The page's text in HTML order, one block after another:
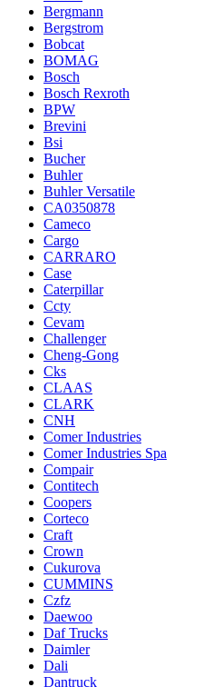
Bergmann
Bergstrom
Bobcat
BOMAG
Bosch
Bosch Rexroth
BPW
Brevini
Bsi
Bucher
Buhler
Buhler Versatile
CA0350878
Cameco
Cargo
CARRARO
Case
Caterpillar
Ccty
Cevam
Challenger
Cheng-Gong
Cks
CLAAS
CLARK
CNH
Comer Industries
Comer Industries Spa
Compair
Contitech
Coopers
Corteco
Craft
Crown
Cukurova
CUMMINS
Czfz
Daewoo
Daf Trucks
Daimler
Dali
Dantruck